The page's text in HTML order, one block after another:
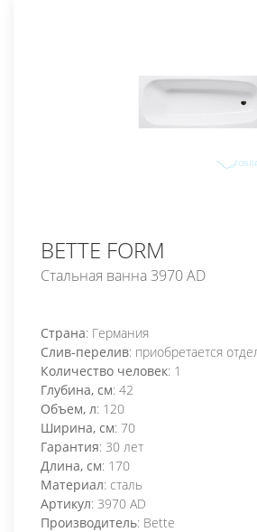
BETTE FORM
Стальная ванна 3970 AD
Страна: Германия
Слив-перелив: приобретается
Количество человек: 1
Глубина, см: 42
Объем, л: 120
Ширина, см: 70
Гарантия: 30 лет
Длина, см: 170
Материал: сталь
Артикул: 3970 AD
Производитель: Bette